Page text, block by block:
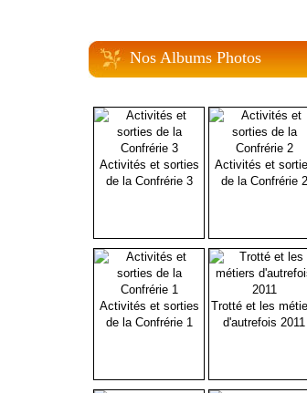
Nos Albums Photos
Activités et sorties
de la Confrérie 3
Activités et
de la Confrérie 2
Activités et sorties
de la Confrérie 1
Trotté et les
d'autrefois 2011